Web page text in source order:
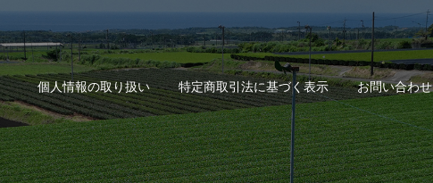
個人情報の取り扱い 特定商取引法に基づく表示 お問い合わせ